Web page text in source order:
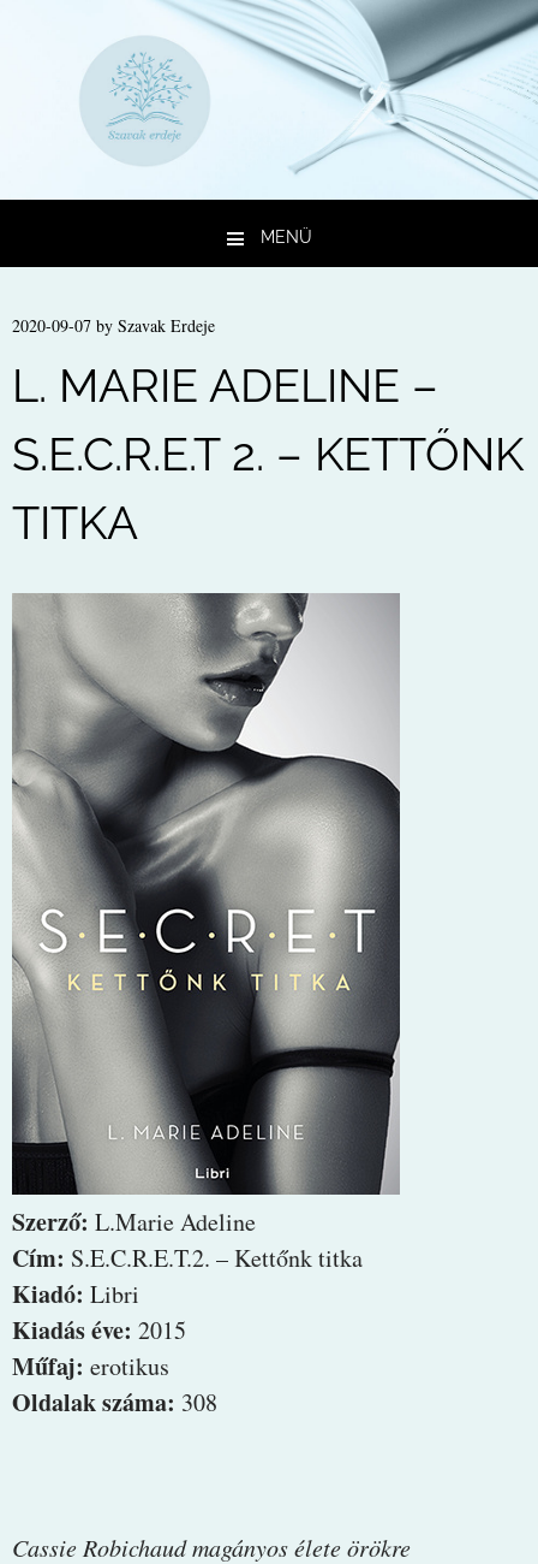
MENÜ
2020-09-07 by Szavak Erdeje
L. MARIE ADELINE –
S.E.C.R.E.T 2. – KETTŐNK
TITKA
Szerző: L.Marie Adeline
Cím: S.E.C.R.E.T.2. – Kettőnk titka
Kiadó: Libri
Kiadás éve: 2015
Műfaj: erotikus
Oldalak száma: 308
Cassie Robichaud magányos élete örökre